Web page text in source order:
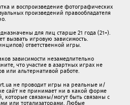
и воспроизведение фотографических
произведений правообладателя
для лиц старше 21 года (21+).
вызвать игровую зависимость.
ответственной игры.
зависимости незамедлительно
что участие в азартных играх не
или альтернативой работе.
не проводит игры на реальные и/
сайт не принимает ни в какой форме
которые связаны/могут быть связаны c
или тотализаторами. Любые